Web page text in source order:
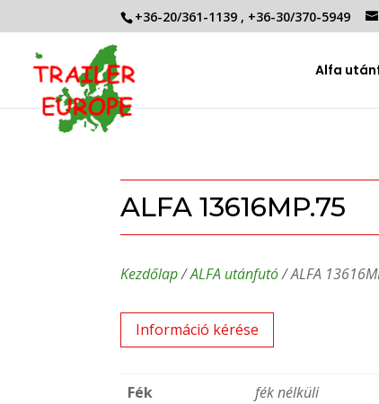
+36-20/361-1139 , +36-30/370-5949
Alfa
ALFA 13616MP.75
Kezdőlap/ALFA utánfutó/ ALFA
Információ kérése
Fék
fék nélküli